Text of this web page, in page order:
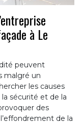
à Le
peuvent
malgré un
les causes
sécurité et de la
des
de la